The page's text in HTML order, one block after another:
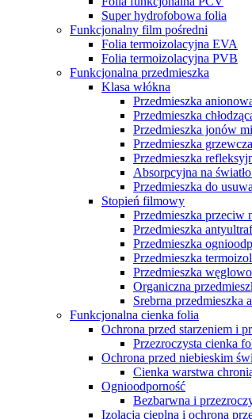
Super hydrofobowa folia
Funkcjonalny film pośredni
Folia termoizolacyjna EVA
Folia termoizolacyjna PVB
Funkcjonalna przedmieszka
Klasa włókna
Przedmieszka
Przedmieszka
Przedmieszka jonów
Przedmieszka
Przedmieszka
Absorpcyjna na
Przedmieszka do
Stopień filmowy
Przedmieszka przeciw
Przedmieszka
Przedmieszka
Przedmieszka
Przedmieszka
Organiczna
Srebrna
Funkcjonalna cienka folia
Ochrona przed starzeniem i
Przezroczysta cienka
Ochrona przed niebieskim
Cienka warstwa
Ognioodporność
Bezbarwna i
Izolacja cieplna i ochrona